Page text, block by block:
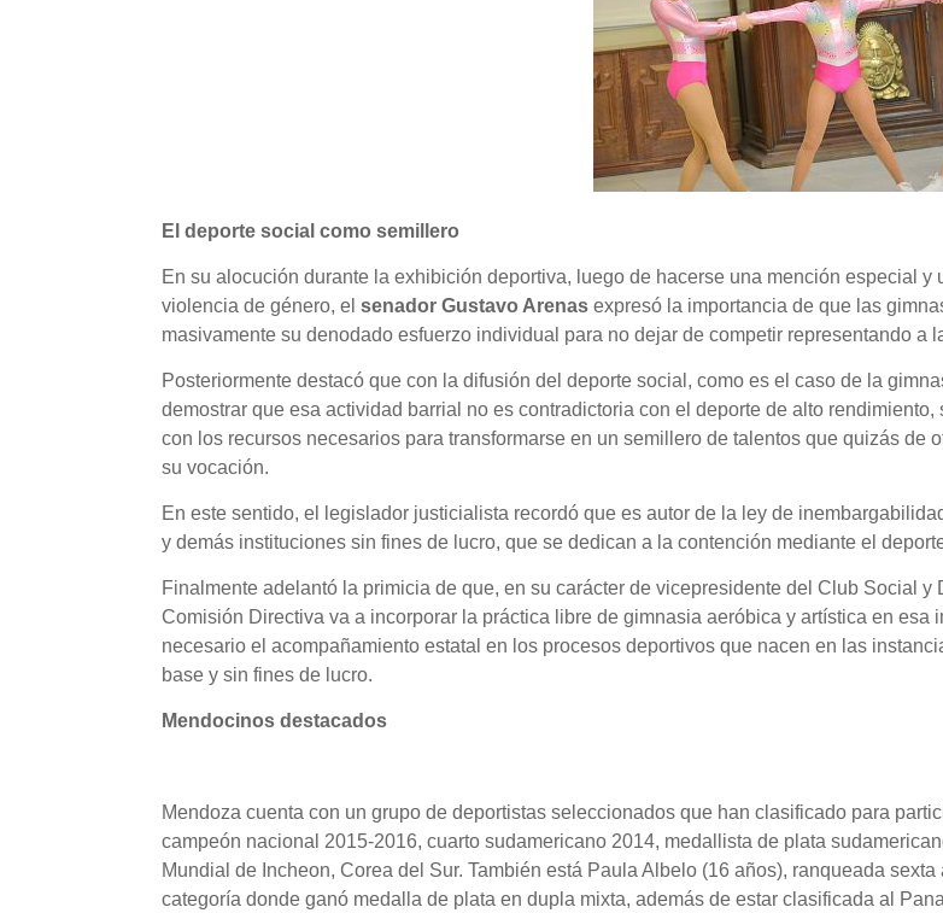
El deporte social como semillero
En su alocución durante la exhibición deportiva, luego de hacerse una mención especial
violencia de género, elsenador Gustavo Arenas expresó la importancia de que las
masivamente su denodado esfuerzo individual para no dejar de competir representando a
Posteriormente destacó que con la difusión del deporte social, como es el caso de la
demostrar que esa actividad barrial no es contradictoria con el deporte de alto
con los recursos necesarios para transformarse en un semillero de talentos que quizás de
su vocación.
En este sentido, el legislador justicialista recordó que es autor de la ley de
y demás instituciones sin fines de lucro, que se dedican a la contención mediante el
Finalmente adelantó la primicia de que, en su carácter de vicepresidente del Club Social
Comisión Directiva va a incorporar la práctica libre de gimnasia aeróbica y artística en
necesario el acompañamiento estatal en los procesos deportivos que nacen en las
base y sin fines de lucro.
Mendocinos destacados
Mendoza cuenta con un grupo de deportistas seleccionados que han clasificado para
campeón nacional 2015-2016, cuarto sudamericano 2014, medallista de plata
Mundial de Incheon, Corea del Sur. También está Paula Albelo (16 años), ranqueada
categoría donde ganó medalla de plata en dupla mixta, además de estar clasificada al